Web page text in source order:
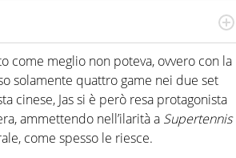
e professionale. Ama raccontare lo sport
la verità della dirette non sono opinioni
come meglio non poteva, ovvero con la
solamente quattro game nei due set
cinese, Jas si è però resa protagonista
ammettendo nell’ilarità a Supertennis
come spesso le riesce.